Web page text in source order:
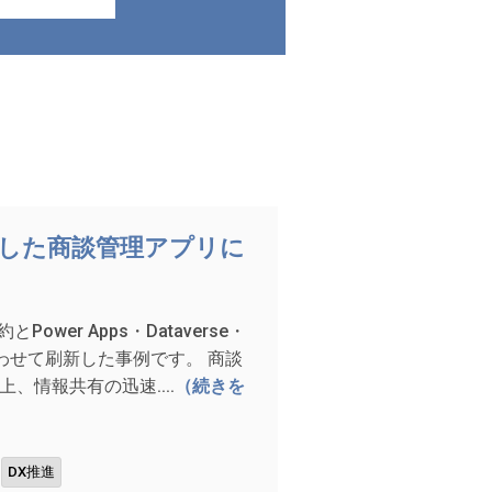
た商談管理アプリに
とPower Apps・Dataverse・
て刷新した事例です。 商談
、情報共有の迅速.... （続きを
DX推進